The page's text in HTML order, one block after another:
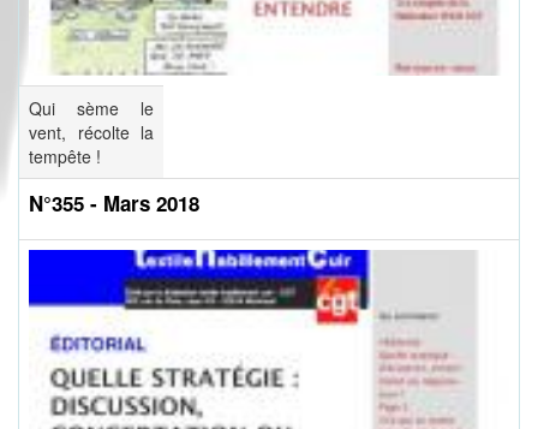
Qui sème le
vent, récolte la
tempête !
N°355 - Mars 2018